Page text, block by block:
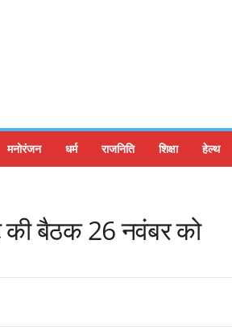
मनोरंजन धर्म राजनिति शिक्षा हेल्थ
की बैठक 26 नवंबर को